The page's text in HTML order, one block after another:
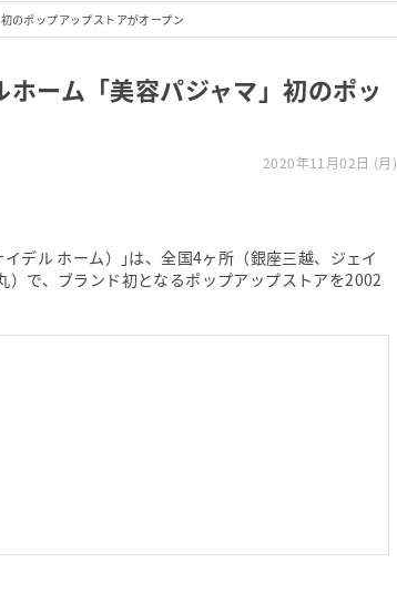
のポップアップストアがオープン
ーム「美容パジャマ」初のポッ
2020年11月02日 (月)
デル ホーム）｣は、全国4ヶ所（銀座三越、ジェイ
で、ブランド初となるポップアップストアを2002